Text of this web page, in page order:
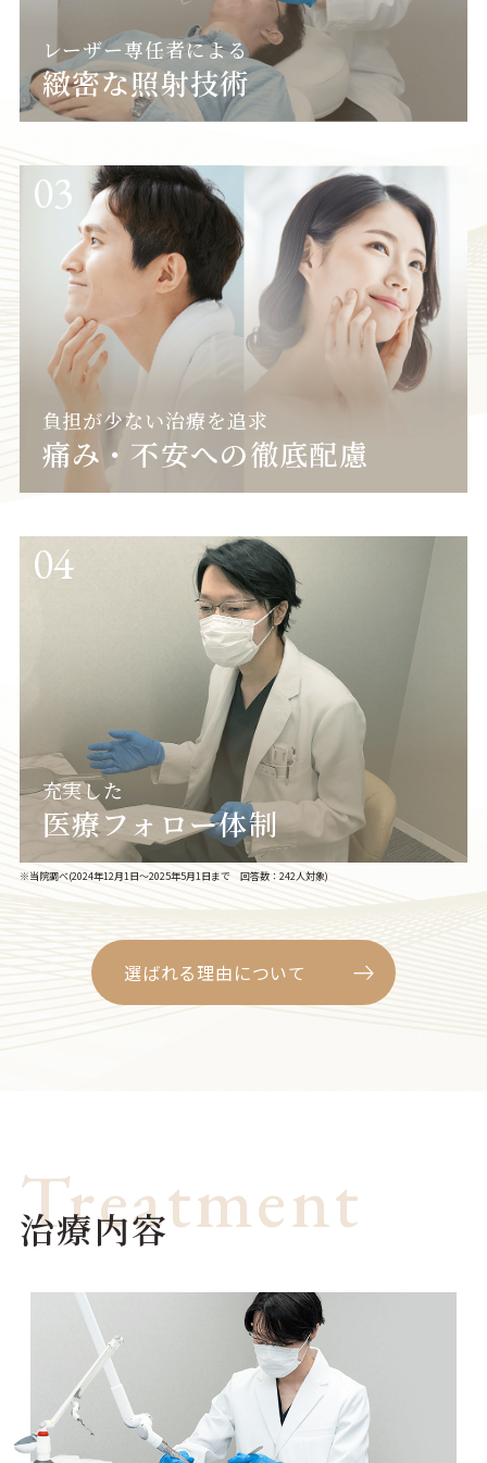
レーザー専任者による
緻密な照射技術
03
負担が少ない治療を追求
痛み・不安への徹底配慮
04
充実した
医療フォロー体制
※当院調べ(2024年12月1日〜2025年5月1日まで 回答数：242人対象)
選ばれる理由について
Treatment
治療内容